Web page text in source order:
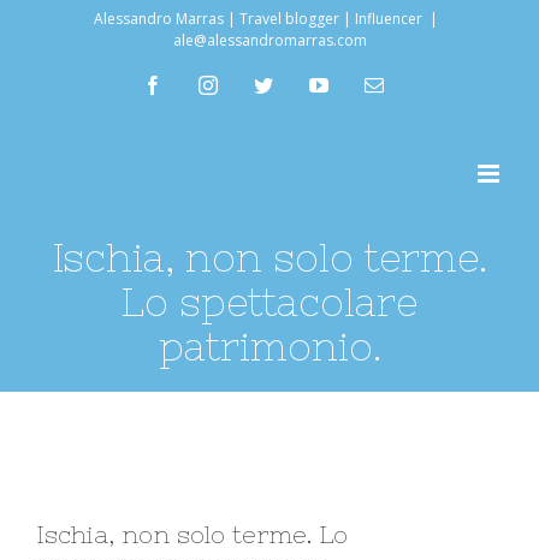
Alessandro Marras | Travel blogger | Influencer |
ale@alessandromarras.com
facebookinstagramtwitter youtubeEmail
Ischia, non solo terme.
Lo spettacolare
patrimonio.
immagine
Ischia, non solo terme. Lo